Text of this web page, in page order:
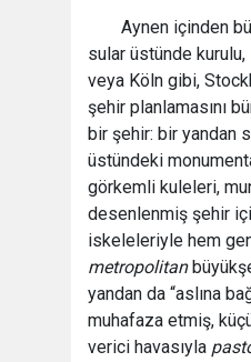
Aynen içinden
sular üstünde
veya Köln gibi,
şehir planlamasını
bir şehir: bir yandan
üstündeki
görkemli kuleleri,
desenlenmiş şehir
iskeleleriyle hem
metropolitan
yandan da “aslına
muhafaza etmiş,
verici havasıyla